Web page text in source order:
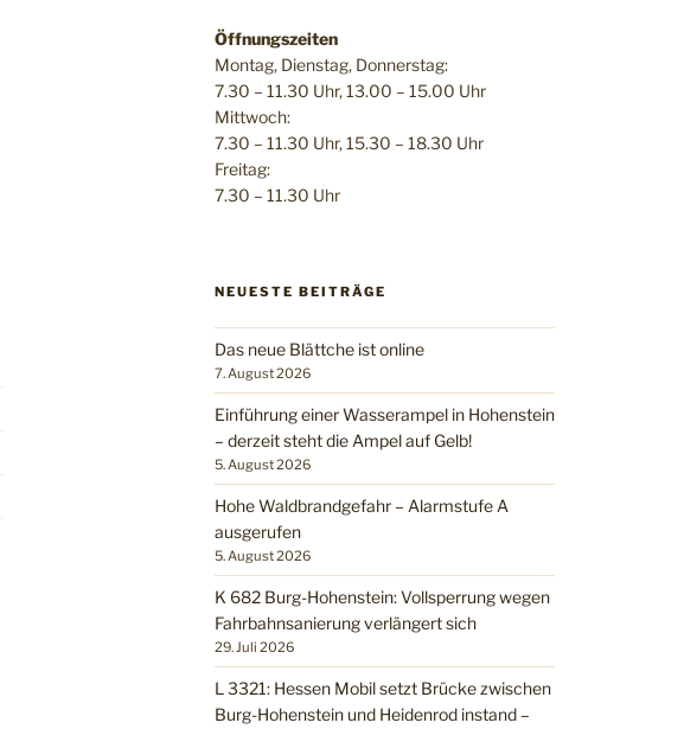
Öffnungszeiten
Montag, Dienstag, Donnerstag:
7.30 – 11.30 Uhr, 13.00 – 15.00 Uhr
Mittwoch:
7.30 – 11.30 Uhr, 15.30 – 18.30 Uhr
Freitag:
7.30 – 11.30 Uhr
NEUESTE BEITRÄGE
Das neue Blättche ist online
7. August 2026
Einführung einer Wasserampel in Hohenstein
– derzeit steht die Ampel auf Gelb!
5. August 2026
Hohe Waldbrandgefahr – Alarmstufe A
ausgerufen
5. August 2026
K 682 Burg-Hohenstein: Vollsperrung wegen
Fahrbahnsanierung verlängert sich
29. Juli 2026
L 3321: Hessen Mobil setzt Brücke zwischen
Burg-Hohenstein und Heidenrod instand –